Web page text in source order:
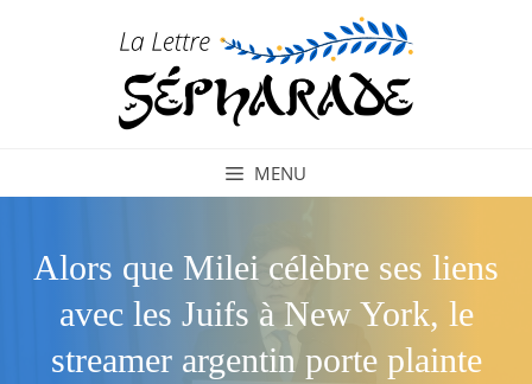
MENU
Alors que Milei célèbre ses liens
avec les Juifs à New York, le
streamer argentin porte plainte